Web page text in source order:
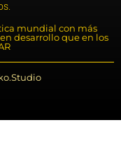
mundial con más
desarrollo que en los